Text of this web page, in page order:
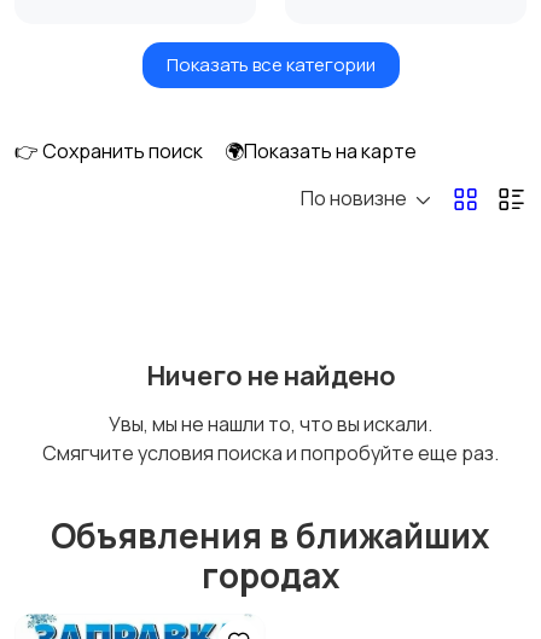
Красота и здоровье
Транспорт,
IT, интернет, телеком
Организация
Показать все категории
👉 Сохранить поиск
🌍Показать на карте
По новизне
Ничего не найдено
Увы, мы не нашли то, что вы искали.
Смягчите условия поиска и попробуйте еще раз.
Объявления в ближайших
городах